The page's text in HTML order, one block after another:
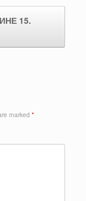
15.
marked *